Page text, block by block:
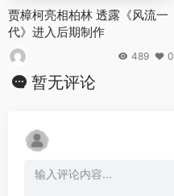
贾樟柯亮相柏林 透露《风流一
代》进入后期制作
489 0
暂无评论